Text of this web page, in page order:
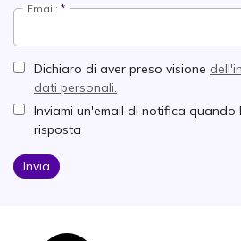
Email:
Dichiaro di aver preso visione
dati personali.
Inviami un'email di notifica
risposta
Invia